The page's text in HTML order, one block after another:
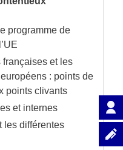
programme de
et les
: points de
points clivants
et internes
les différentes